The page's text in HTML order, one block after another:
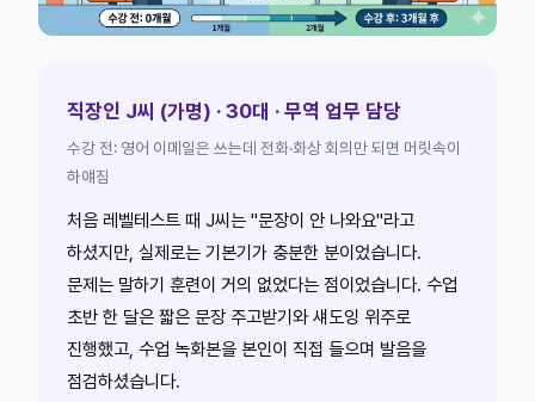
직장인 J씨 (가명) · 30대 · 무역 업무 담당
수강 전: 영어 이메일은 쓰는데 전화·화상 회의만 되면 머릿속이
하얘짐
처음 레벨테스트 때 J씨는 "문장이 안 나와요"라고
하셨지만, 실제로는 기본기가 충분한 분이었습니다.
문제는 말하기 훈련이 거의 없었다는 점이었습니다. 수업
초반 한 달은 짧은 문장 주고받기와 섀도잉 위주로
진행했고, 수업 녹화본을 본인이 직접 들으며 발음을
점검하셨습니다.